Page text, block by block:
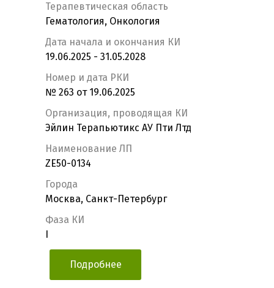
Терапевтическая область
Гематология, Онкология
Дата начала и окончания КИ
19.06.2025 - 31.05.2028
Номер и дата РКИ
№ 263 от 19.06.2025
Организация, проводящая КИ
Эйлин Терапьютикс АУ Пти Лтд
Наименование ЛП
ZE50-0134
Города
Москва, Санкт-Петербург
Фаза КИ
Подробнее